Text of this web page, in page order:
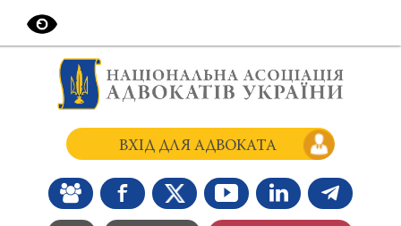
ВХІД ДЛЯ АДВОКАТА